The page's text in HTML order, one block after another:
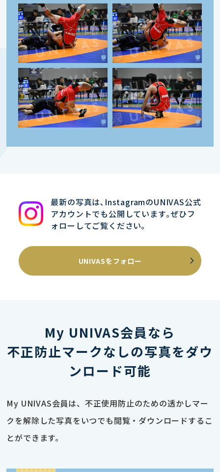
最新の写真は､InstagramのUNIVAS公式
アカウントでも公開しています｡ぜひフ
ォローしてご覧ください｡
UNIVASをフォロー
My UNIVAS会員なら
不正防止マークなしの写真をダウ
ンロード可能
My UNIVAS会員は、不正使用防止のための透かしマー
クを解除した写真をいつでも閲覧・ダウンロードするこ
とができます。